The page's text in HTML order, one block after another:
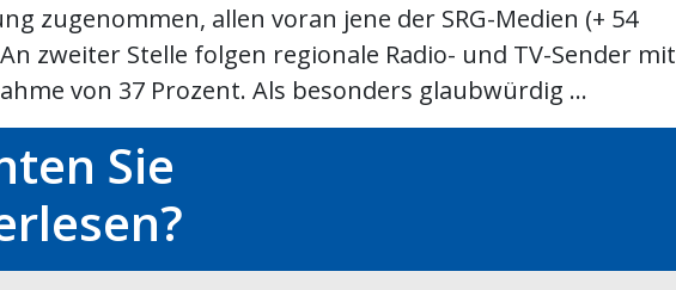
zugenommen, allen voran jene der SRG-Medien (+ 54
zweiter Stelle folgen regionale Radio- und TV-Sender mit
von 37 Prozent. Als besonders glaubwürdig ...
Sie